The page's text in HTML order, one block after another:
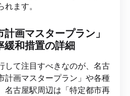
ます。
画マスタープラン」
緩和措置の詳細
して注目すべきなのが、名古
計画マスタープラン」や各種
名古屋駅周辺は「特定都市再